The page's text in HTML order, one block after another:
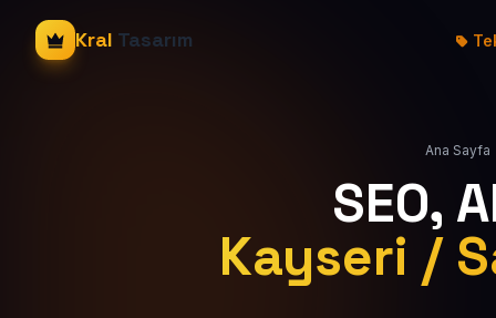
Kral Tasarım
Ana Sayfa
SEO,
Kayseri /